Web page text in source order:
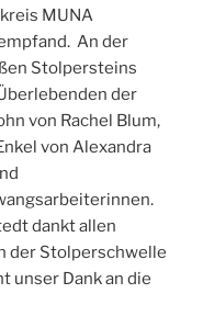
MUNA
An der
Stolpersteins
der
von Rachel Blum,
von Alexandra
dankt allen
der Stolperschwelle
unser Dank an die